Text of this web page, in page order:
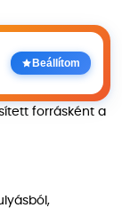
Beállítom
forrásként a